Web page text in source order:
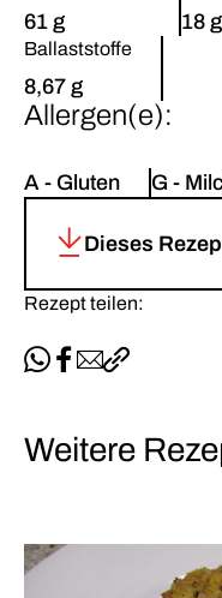
61 g 18 g
Ballaststoffe
8,67 g
Allergen(e):
A - Gluten G -
Dieses
Rezept teilen:
Per WhatsApp
AufPer E-Mail
Link
Weitere